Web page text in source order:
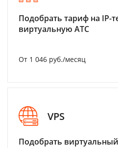
Подобрать тариф на IP-
виртуальную АТС
От 1 046 руб./месяц
VPS
Подобрать